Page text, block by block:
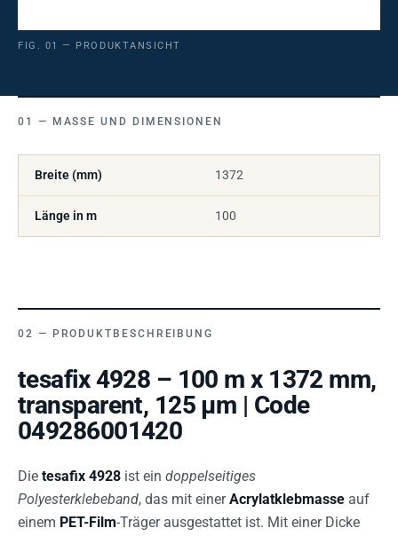
FIG. 01 — PRODUKTANSICHT
MASSE UND DIMENSIONEN
Breite (mm) 1372
Länge in m 100
PRODUKTBESCHREIBUNG
tesafix 4928 – 100 m x 1372 mm,
transparent, 125 µm | Code
049286001420
Die tesafix 4928 ist ein doppelseitiges
Polyesterklebeband, das mit einerAcrylatklebmasse auf
einem PET-Film-Träger ausgestattet ist. Mit einer Dicke